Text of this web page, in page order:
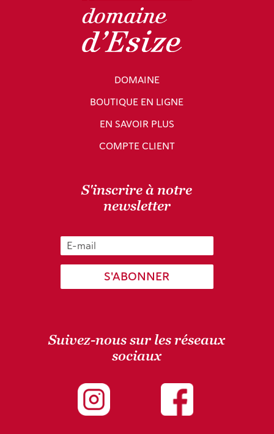
DOMAINE
BOUTIQUE EN LIGNE
EN SAVOIR PLUS
COMPTE CLIENT
S'inscrire à notre
newsletter
S'ABONNER
Suivez-nous sur les réseaux
sociaux